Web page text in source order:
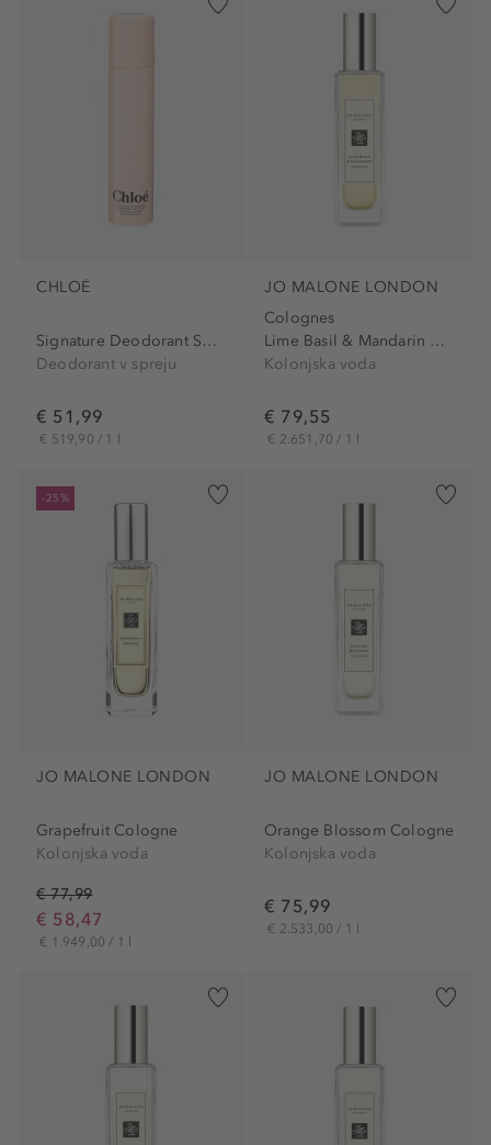
CHLOÉ
Signature Deodorant Spray
Deodorant v spreju
€ 51,99
€ 519,90 / 1 l
JO MALONE LONDON
Colognes
Lime Basil & Mandarin Cologne
Kolonjska voda
€ 79,55
€ 2.651,70 / 1 l
-25%
JO MALONE LONDON
Grapefruit Cologne
Kolonjska voda
€ 77,99
€ 58,47
€ 1.949,00 / 1 l
JO MALONE LONDON
Orange Blossom Cologne
Kolonjska voda
€ 75,99
€ 2.533,00 / 1 l